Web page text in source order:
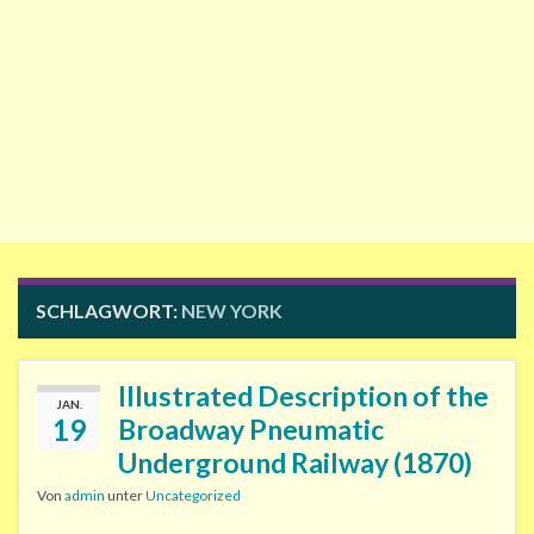
SCHLAGWORT: NEW YORK
JAN.
19
Illustrated Description of the
Broadway Pneumatic
Underground Railway (1870)
Von admin unterUncategorized